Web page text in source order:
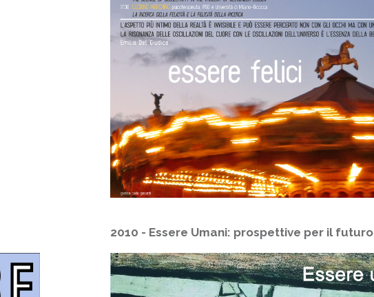
2010 - Essere Umani: prospettive per il futuro